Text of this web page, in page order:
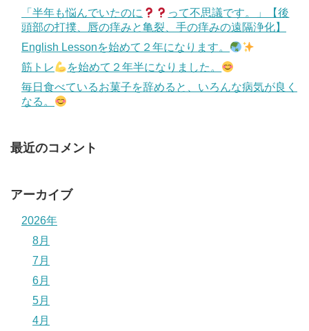
「半年も悩んでいたのに
って不思議です。」【後
頭部の打撲、唇の痒みと亀裂、手の痒みの遠隔浄化】
English Lessonを始めて２年になります。
筋トレ
を始めて２年半になりました。
毎日食べているお菓子を辞めると、いろんな病気が良く
なる。
最近のコメント
アーカイブ
2026年
8月
7月
6月
5月
4月